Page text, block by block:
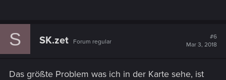
S SK.zet Forum regular
#6
Mar 3, 2018
Das größte Problem was ich in der Karte sehe, ist